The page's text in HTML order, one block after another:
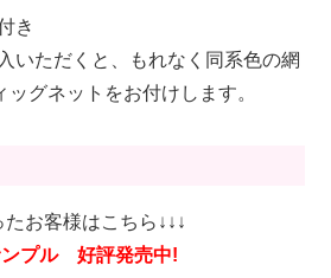
き
いただくと、もれなく同系色の網
グネットをお付けします。
お客様はこちら↓↓↓
プル 好評発売中!